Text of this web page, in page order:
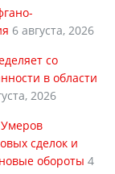
6 августа, 2026
со
в области
2026
сделок и
обороты 4